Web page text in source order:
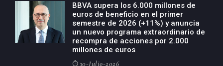
BBVA supera los 6.000 millones de
euros de beneficio en el primer
semestre de 2026 (+11%) y anuncia
un nuevo programa extraordinario de
recompra de acciones por 2.000
millones de euros
30-Julio-2026